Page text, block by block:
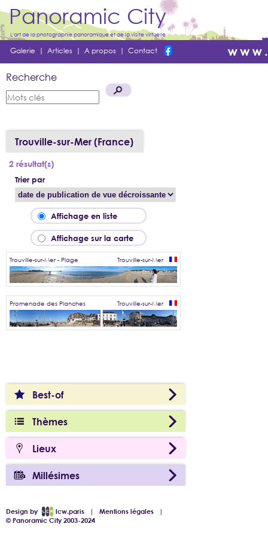
Panoramic City
L'art de la photographie panoramique et de la visite virtuelle
Galerie | Articles | A propos | Contact
Recherche
Best-of
Thèmes
Lieux
Millésimes
Trouville-sur-Mer (France)
2 résultat(s)
Trier par
Affichage en liste
Affichage sur la carte
Trouville-sur-Mer - Plage Trouville-sur-Mer
Promenade des Planches Trouville-sur-Mer
Design by lcw.paris |Mentions légales |
© Panoramic City 2003-2024